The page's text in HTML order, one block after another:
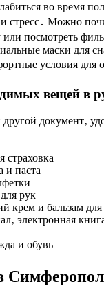
во время
стресс․ Можно
или посмотреть
маски для
условия для
вещей в
документ‚
страховка
и паста
рук
крем и бальзам для
электронная
и обувь